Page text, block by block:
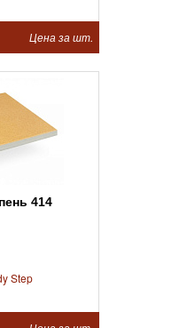
Цена за шт.
414
Step